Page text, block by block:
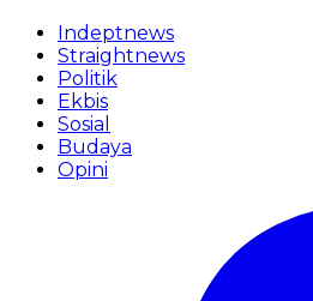
Indeptnews
Straightnews
Politik
Ekbis
Sosial
Budaya
Opini